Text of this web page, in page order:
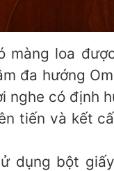
màng loa
đa hướng
nghe có định
tiến và kết
dụng bột